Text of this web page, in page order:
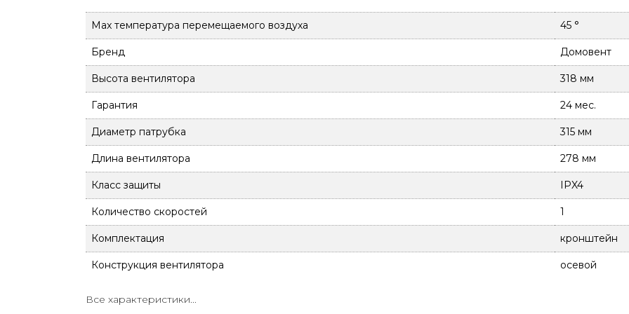
Max температура перемещаемого воздуха 45 °
Бренд Домовент
Высота вентилятора 318 мм
Гарантия 24 мес.
Диаметр патрубка 315 мм
Длина вентилятора 278 мм
Класс защиты IPX4
Количество скоростей 1
Комплектация кронштейн
Конструкция вентилятора осевой
Все характеристики...